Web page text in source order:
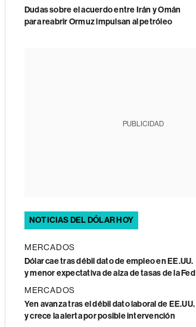
Dudas sobre el acuerdo entre Irán y Omán
para reabrir Ormuz impulsan al petróleo
PUBLICIDAD
NOTICIAS DEL DÓLAR HOY
MERCADOS
Dólar cae tras débil dato de empleo en EE.UU.
y menor expectativa de alza de tasas de la Fed
MERCADOS
Yen avanza tras el débil dato laboral de EE.UU.
y crece la alerta por posible intervención